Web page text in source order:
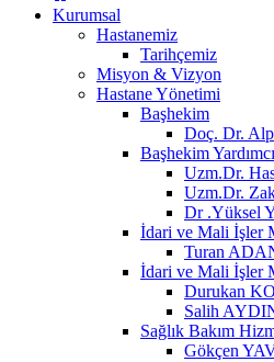
Kurumsal
Hastanemiz
Tarihçemiz
Misyon & Vizyon
Hastane Yönetimi
Başhekim
Doç. Dr.
Başhekim
Uzm.Dr.
Uzm.Dr.
Dr .Yüksel
İdari ve Mali İşler
Turan
İdari ve Mali İşler
Durukan
Salih
Sağlık Bakım
Gökçen